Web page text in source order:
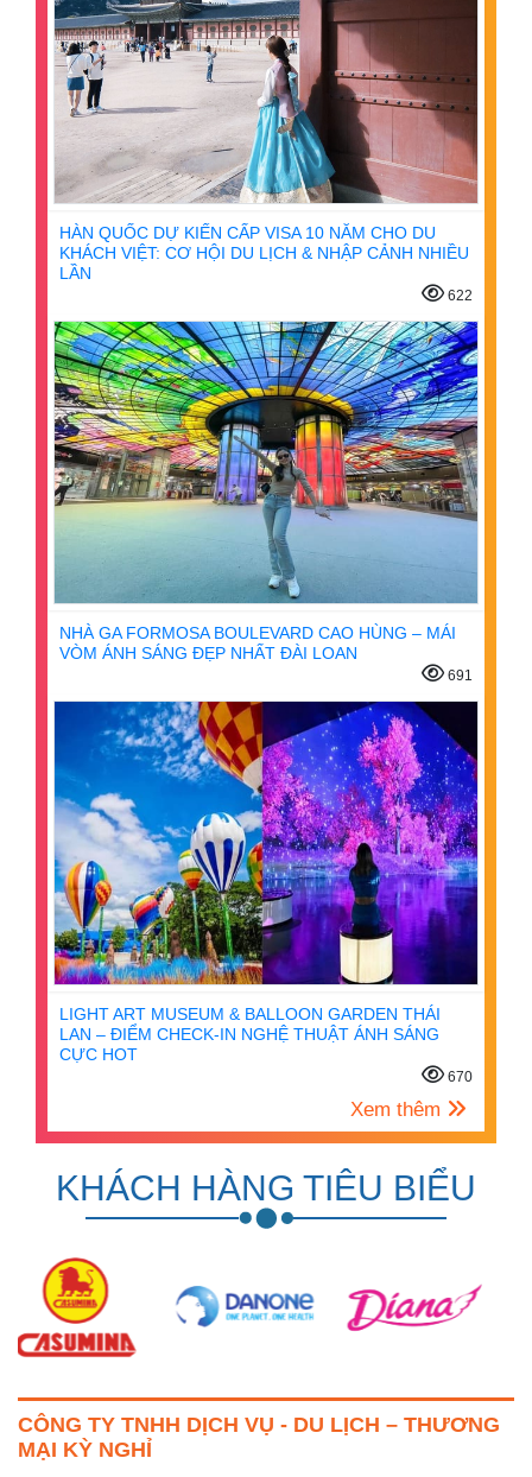
HÀN QUỐC DỰ KIẾN CẤP VISA 10 NĂM CHO DU
KHÁCH VIỆT: CƠ HỘI DU LỊCH & NHẬP CẢNH NHIỀU
LẦN
622
NHÀ GA FORMOSA BOULEVARD CAO HÙNG – MÁI
VÒM ÁNH SÁNG ĐẸP NHẤT ĐÀI LOAN
691
LIGHT ART MUSEUM & BALLOON GARDEN THÁI
LAN – ĐIỂM CHECK-IN NGHỆ THUẬT ÁNH SÁNG
CỰC HOT
670
Xem thêm
KHÁCH HÀNG TIÊU BIỂU
CÔNG TY TNHH DỊCH VỤ - DU LỊCH – THƯƠNG
MẠI KỲ NGHỈ